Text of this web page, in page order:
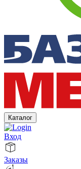
Каталог
Вход
Заказы